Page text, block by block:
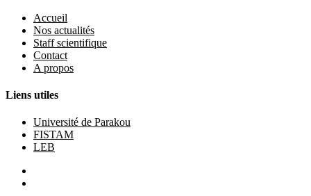
Accueil
Nos actualités
Staff scientifique
Contact
A propos
Liens utiles
Université de Parakou
FISTAM
LEB